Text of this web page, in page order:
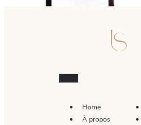
Home
À propos